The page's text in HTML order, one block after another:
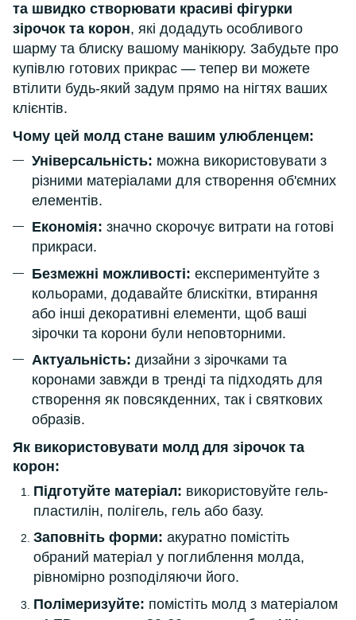
та швидко створювати красиві фігурки
зірочок та корон, які додадуть особливого
шарму та блиску вашому манікюру. Забудьте про
купівлю готових прикрас — тепер ви можете
втілити будь-який задум прямо на нігтях ваших
клієнтів.
Чому цей молд стане вашим улюбленцем:
Універсальність: можна використовувати з
різними матеріалами для створення об'ємних
елементів.
Економія: значно скорочує витрати на готові
прикраси.
Безмежні можливості: експериментуйте з
кольорами, додавайте блискітки, втирання
або інші декоративні елементи, щоб ваші
зірочки та корони були неповторними.
Актуальність: дизайни з зірочками та
коронами завжди в тренді та підходять для
створення як повсякденних, так і святкових
образів.
Як використовувати молд для зірочок та
корон:
Підготуйте матеріал: використовуйте гель-
пластилін, полігель, гель або базу.
Заповніть форми: акуратно помістіть
обраний матеріал у поглиблення молда,
рівномірно розподіляючи його.
Полімеризуйте: помістіть молд з матеріалом